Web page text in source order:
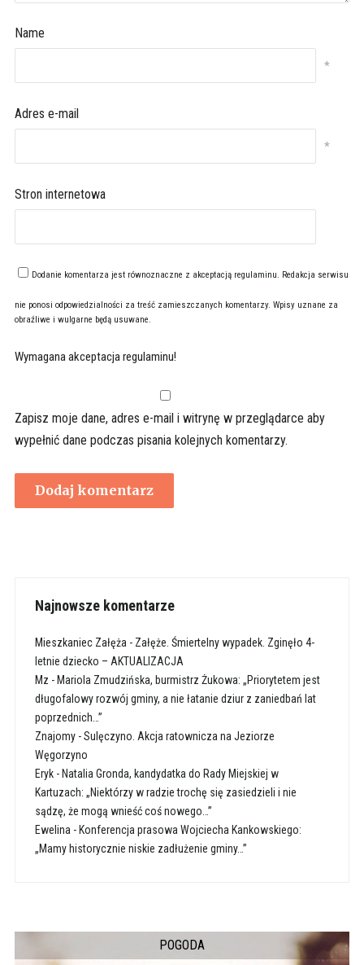
Name
*
Adres e-mail
*
Stron internetowa
Dodanie komentarza jest równoznaczne z akceptacją regulaminu. Redakcja serwisu
nie ponosi odpowiedzialności za treść zamieszczanych komentarzy. Wpisy uznane za
obraźliwe i wulgarne będą usuwane.
Wymagana akceptacja regulaminu!
Zapisz moje dane, adres e-mail i witrynę w przeglądarce aby
wypełnić dane podczas pisania kolejnych komentarzy.
Najnowsze komentarze
Mieszkaniec Załęża - Załęże. Śmiertelny wypadek. Zginęło 4-
letnie dziecko – AKTUALIZACJA
Mz - Mariola Zmudzińska, burmistrz Żukowa: „Priorytetem jest
długofalowy rozwój gminy, a nie łatanie dziur z zaniedbań lat
poprzednich…”
Znajomy-Sulęczyno. Akcja ratownicza na Jeziorze
Węgorzyno
Eryk- Natalia Gronda, kandydatka do Rady Miejskiej w
Kartuzach: „Niektórzy w radzie trochę się zasiedzieli i nie
sądzę, że mogą wnieść coś nowego…”
Ewelina - Konferencja prasowa Wojciecha Kankowskiego:
„Mamy historycznie niskie zadłużenie gminy…”
POGODA